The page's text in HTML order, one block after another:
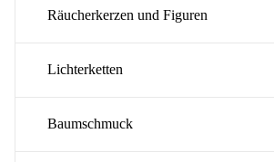
Räucherkerzen und Figuren
Lichterketten
Baumschmuck